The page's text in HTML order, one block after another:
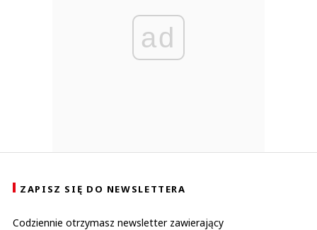
ad
ZAPISZ SIĘ DO NEWSLETTERA
Codziennie otrzymasz newsletter zawierający